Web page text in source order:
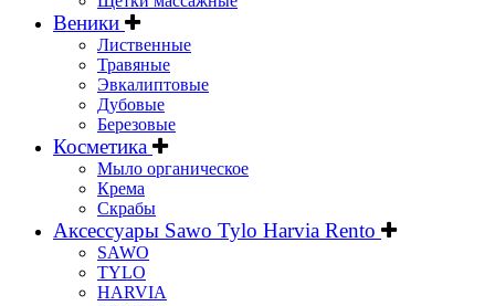
Веники
Лиственные
Травяные
Эвкалиптовые
Дубовые
Березовые
Косметика
Мыло органическое
Крема
Скрабы
Аксессуары Sawo Tylo Harvia Rento
SAWO
TYLO
HARVIA